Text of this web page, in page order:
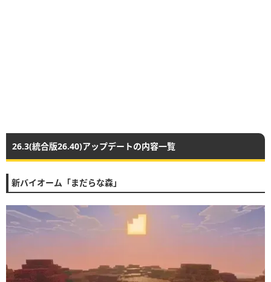
26.3(統合版26.40)アップデートの内容一覧
新バイオーム「まだらな森」